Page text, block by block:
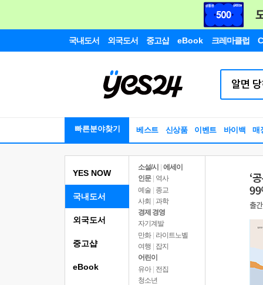
국내도서 외국도서 중고샵 eBook 크레마클럽
빠른분야찾기 베스트 신상품 이벤트 바이백 매
YES NOW
국내도서
소설/시
에세이
인문
역사
예술 | 종교
사회 | 과학
경제 경영
자기계발
만화 | 라이트노벨
여행
잡지
어린이
유아 | 전집
청소년
외국도서
중고샵
eBook